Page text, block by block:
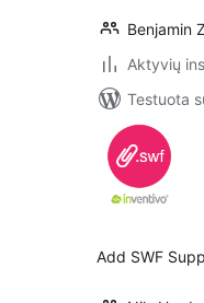
Benjamin
Aktyvių
Testuota
Add SWF